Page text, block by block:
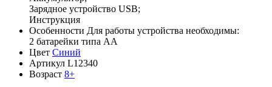
Зарядное устройство USB;
Инструкция
Особенности Для работы устройства необходимы:
2 батарейки типа АА
Цвет Синий
Артикул L12340
Возраст 8+